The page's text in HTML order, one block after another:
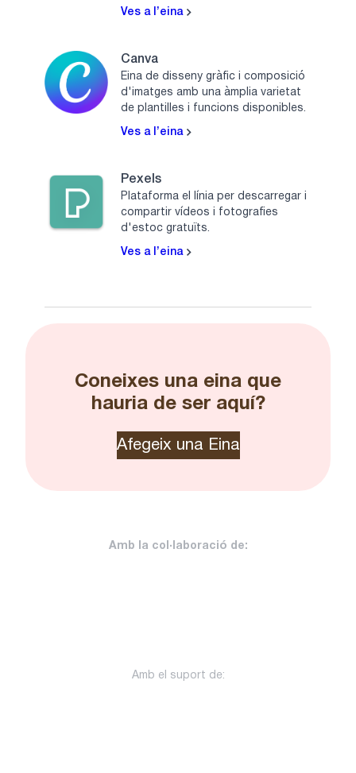
Ves a l’eina
Canva
Eina de disseny gràfic i composició
d'imatges amb una àmplia varietat
de plantilles i funcions disponibles.
Ves a l’eina
Pexels
Plataforma el línia per descarregar i
compartir vídeos i fotografies
d'estoc gratuïts.
Ves a l’eina
Coneixes una eina que
hauria de ser aquí?
Afegeix una Eina
Amb la col·laboració de:
Amb el suport de: